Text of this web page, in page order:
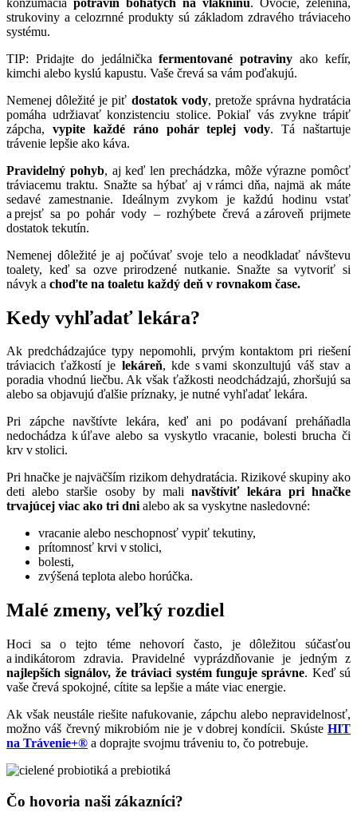
strukoviny a celozrnné produkty sú základom zdravého tráviaceho
systému.
TIP: Pridajte do jedálničkafermentované potraviny ako kefír,
kimchi alebo kyslú kapustu. Vaše črevá sa vám poďakujú.
Nemenej dôležité je piť dostatok vody, pretože správna hydratácia
pomáha udržiavať konzistenciu stolice. Pokiaľ vás zvykne trápiť
zápcha, vypite každé ráno pohár teplej vody. Tá naštartuje
trávenie lepšie ako káva.
Pravidelný pohyb, aj keď len prechádzka, môže výrazne pomôcť
tráviacemu traktu. Snažte sa hýbať aj v rámci dňa, najmä ak máte
sedavé zamestnanie. Ideálnym zvykom je každú hodinu vstať
a prejsť sa po pohár vody – rozhýbete črevá a zároveň prijmete
dostatok tekutín.
Nemenej dôležité je aj počúvať svoje telo a neodkladať návštevu
toalety, keď sa ozve prirodzené nutkanie. Snažte sa vytvoriť si
návyk a choďte na toaletu každý deň v rovnakom čase.
Kedy vyhľadať lekára?
Ak predchádzajúce typy nepomohli, prvým kontaktom pri riešení
tráviacich ťažkostí je lekáreň, kde s vami skonzultujú váš stav a
poradia vhodnú liečbu. Ak však ťažkosti neodchádzajú, zhoršujú sa
alebo sa objavujú ďalšie príznaky, je nutné vyhľadať lekára.
Pri zápche navštívte lekára, keď ani po podávaní preháňadla
nedochádza k úľave alebo sa vyskytlo vracanie, bolesti brucha či
krv v stolici.
Pri hnačke je najväčším rizikom dehydratácia. Rizikové skupiny ako
deti alebo staršie osoby by malinavštíviť lekára pri hnačke
trvajúcej viac ako tri dnialebo ak sa vyskytne nasledovné:
vracanie alebo neschopnosť vypiť tekutiny,
prítomnosť krvi v stolici,
bolesti,
zvýšená teplota alebo horúčka.
Malé zmeny, veľký rozdiel
Hoci sa o tejto téme nehovorí často, je dôležitou súčasťou
a indikátorom zdravia. Pravidelné vyprázdňovanie je jedným z
najlepších signálov, že tráviaci systém funguje správne. Keď sú
vaše črevá spokojné, cítite sa lepšie a máte viac energie.
Ak však neustále riešite nafukovanie, zápchu alebo nepravidelnosť,
možno váš črevný mikrobióm nie je v dobrej kondícii. Skúste HIT
na Trávenie+® a doprajte svojmu tráveniu to, čo potrebuje.
Čo hovoria naši zákazníci?